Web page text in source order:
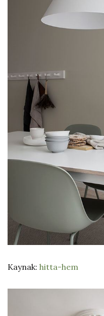
Kaynak: hitta-hem